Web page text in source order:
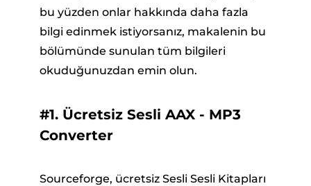
bu yüzden onlar hakkında daha fazla
bilgi edinmek istiyorsanız, makalenin bu
bölümünde sunulan tüm bilgileri
okuduğunuzdan emin olun.
#1. Ücretsiz Sesli AAX - MP3
Converter
Sourceforge, ücretsiz Sesli Sesli Kitapları